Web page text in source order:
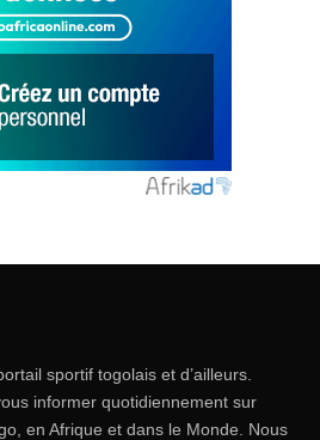
sportif togolais et d’ailleurs.
informer quotidiennement sur
en Afrique et dans le Monde. Nous